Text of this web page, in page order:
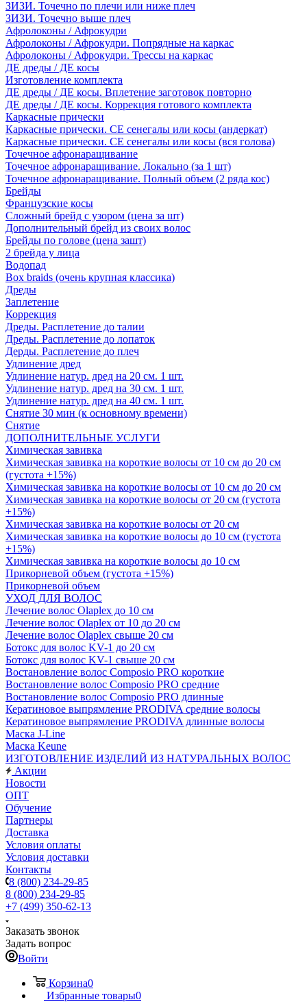
ЗИЗИ. Точечно по плечи или ниже плеч
ЗИЗИ. Точечно выше плеч
Афролоконы / Афрокудри
Афролоконы / Афрокудри. Попрядные на каркас
Афролоконы / Афрокудри. Трессы на каркас
ДЕ дреды / ДЕ косы
Изготовление комплекта
ДЕ дреды / ДЕ косы. Вплетение заготовок повторно
ДЕ дреды / ДЕ косы. Коррекция готового комплекта
Каркасные прически
Каркасные прически. СЕ сенегалы или косы (андеркат)
Каркасные прически. СЕ сенегалы или косы (вся голова)
Точечное афронаращивание
Точечное афронаращивание. Локально (за 1 шт)
Точечное афронаращивание. Полный объем (2 ряда кос)
Брейды
Французские косы
Сложный брейд с узором (цена за шт)
Дополнительный брейд из своих волос
Брейды по голове (цена зашт)
2 брейда у лица
Водопад
Box braids (очень крупная классика)
Дреды
Заплетение
Коррекция
Дреды. Расплетение до талии
Дреды. Расплетение до лопаток
Дерды. Расплетение до плеч
Удлинение дред
Удлинение натур. дред на 20 см. 1 шт.
Удлинение натур. дред на 30 см. 1 шт.
Удлинение натур. дред на 40 см. 1 шт.
Снятие 30 мин (к основному времени)
Снятие
ДОПОЛНИТЕЛЬНЫЕ УСЛУГИ
Химическая завивка
Химическая завивка на короткие волосы от 10 см до 20 см
(густота +15%)
Химическая завивка на короткие волосы от 10 см до 20 см
Химическая завивка на короткие волосы от 20 см (густота
+15%)
Химическая завивка на короткие волосы от 20 см
Химическая завивка на короткие волосы до 10 см (густота
+15%)
Химическая завивка на короткие волосы до 10 см
Прикорневой объем (густота +15%)
Прикорневой объем
УХОД ДЛЯ ВОЛОС
Лечение волос Olapleх до 10 см
Лечение волос Olapleх от 10 до 20 см
Лечение волос Olapleх свыше 20 см
Ботокс для волос KV-1 до 20 см
Ботокс для волос KV-1 свыше 20 см
Востановление волос Composio PRO короткие
Востановление волос Composio PRO средние
Востановление волос Composio PRO длинные
Кератиновое выпрямление PRODIVA средние волосы
Кератиновое выпрямление PRODIVA длинные волосы
Маска J-Line
Маска Keune
ИЗГОТОВЛЕНИЕ ИЗДЕЛИЙ ИЗ НАТУРАЛЬНЫХ ВОЛОС
Акции
Новости
ОПТ
Обучение
Партнеры
Доставка
Условия оплаты
Условия доставки
Контакты
8 (800) 234-29-85
8 (800) 234-29-85
+7 (499) 350-62-13
Заказать звонок
Задать вопрос
Войти
Корзина0
Избранные товары0